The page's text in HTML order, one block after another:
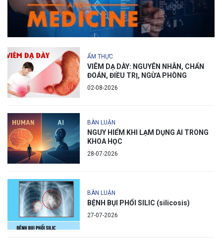
ẨM THỰC
VIÊM DẠ DÀY: NGUYÊN NHÂN, CHẨN
ĐOÁN, ĐIỀU TRỊ, NGỪA PHÒNG
02-08-2026
BÀN LUẬN
NGUY HIỂM KHI LẠM DỤNG AI TRONG
KHOA HỌC
28-07-2026
BÀN LUẬN
BỆNH BỤI PHỔI SILIC (silicosis)
27-07-2026